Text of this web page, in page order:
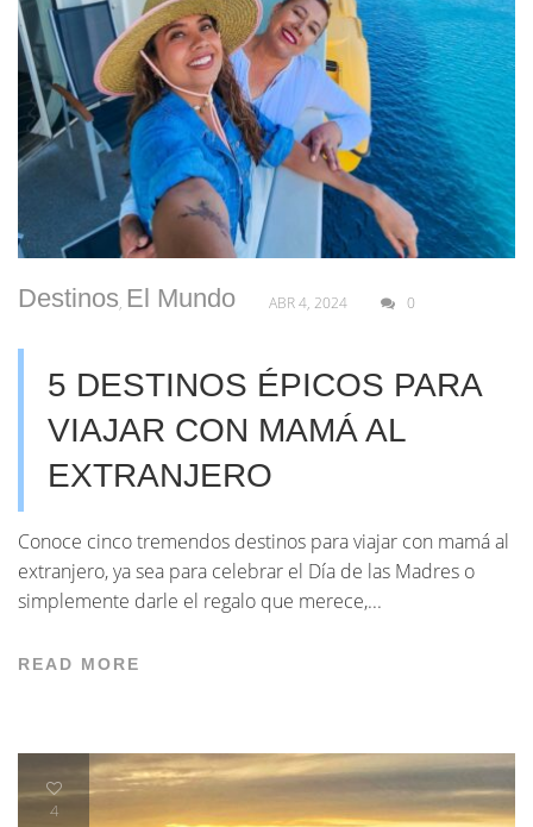
Destinos, El Mundo ABR 4, 2024 0
5 DESTINOS ÉPICOS PARA
VIAJAR CON MAMÁ AL
EXTRANJERO
Conoce cinco tremendos destinos para viajar con mamá al
extranjero, ya sea para celebrar el Día de las Madres o
simplemente darle el regalo que merece,...
READ MORE
4